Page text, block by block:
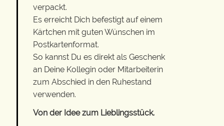
verpackt.
Es erreicht Dich befestigt auf einem
Kärtchen mit guten Wünschen im
Postkartenformat.
So kannst Du es direkt als Geschenk
an Deine Kollegin oder Mitarbeiterin
zum Abschied in den Ruhestand
verwenden.
Von der Idee zum Lieblingsstück.